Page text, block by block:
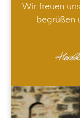
Wir freuen
begrüßen